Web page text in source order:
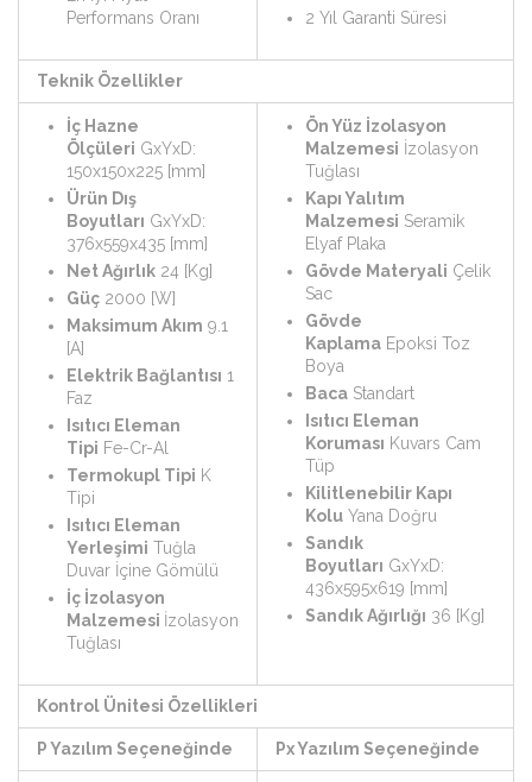
Performans Oranı
2 Yıl Garanti Süresi
Teknik Özellikler
İç Hazne
Ölçüleri GxYxD:
150x150x225 [mm]
Ürün Dış
Boyutları GxYxD:
376x559x435 [mm]
Net Ağırlık 24 [Kg]
Güç 2000 [W]
Maksimum Akım 9.1
[A]
Elektrik Bağlantısı 1
Faz
Isıtıcı Eleman
Tipi Fe-Cr-Al
Termokupl Tipi K
Tipi
Isıtıcı Eleman
Yerleşimi Tuğla
Duvar İçine Gömülü
İç İzolasyon
Malzemesi İzolasyon
Tuğlası
Ön Yüz İzolasyon
Malzemesi İzolasyon
Tuğlası
Kapı Yalıtım
Malzemesi Seramik
Elyaf Plaka
Gövde Materyali Çelik
Sac
Gövde
Kaplama Epoksi Toz
Boya
Baca Standart
Isıtıcı Eleman
Koruması Kuvars Cam
Tüp
Kilitlenebilir Kapı
Kolu Yana Doğru
Sandık
Boyutları GxYxD:
436x595x619 [mm]
Sandık Ağırlığı 36 [Kg]
Kontrol Ünitesi Özellikleri
P Yazılım Seçeneğinde Px Yazılım Seçeneğinde